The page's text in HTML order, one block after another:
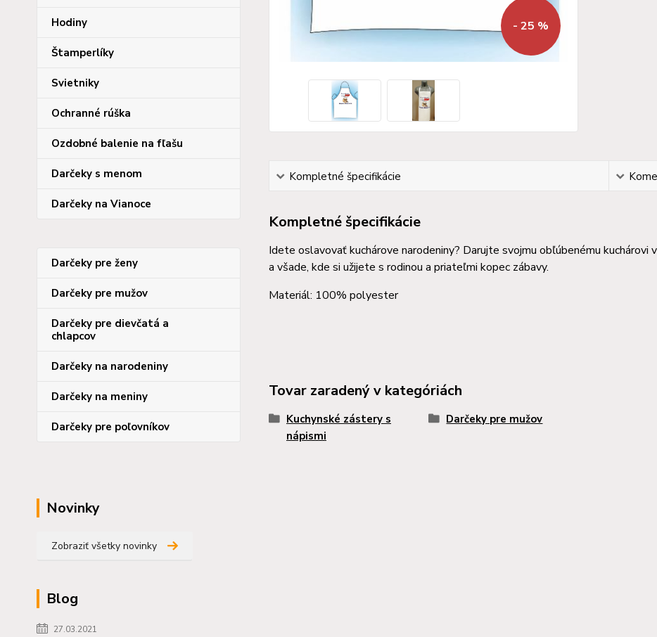
Hodiny
Štamperlíky
Svietniky
Ochranné rúška
Ozdobné balenie na fľašu
Darčeky s menom
Darčeky na Vianoce
Darčeky pre ženy
Darčeky pre mužov
Darčeky pre dievčatá a
chlapcov
Darčeky na narodeniny
Darčeky na meniny
Darčeky pre poľovníkov
Novinky
Zobraziť všetky novinky
Blog
27.03.2021
- 25 %
Kompletné špecifikácie
Kompletné špecifikácie
Idete oslavovať kuchárove narodeniny? Darujte svojmu obľúbenému
a všade, kde si užijete s rodinou a priateľmi kopec zábavy.
Materiál: 100% polyester
Tovar zaradený v kategóriách
Kuchynské zástery s
nápismi
Darčeky pre mužov